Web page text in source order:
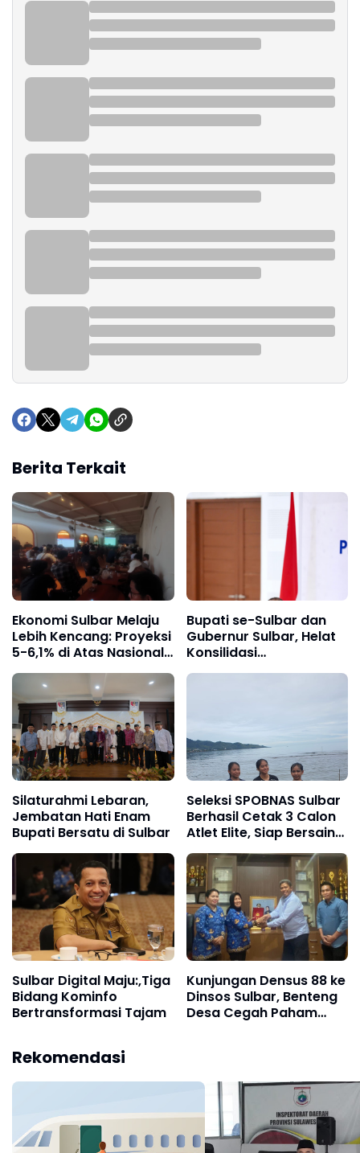
Berita Terkait
Ekonomi Sulbar Melaju
Lebih Kencang: Proyeksi
5-6,1% di Atas Nasional
Bupati se-Sulbar dan
Gubernur Sulbar, Helat
Konsilidasi
Silaturahmi Lebaran,
Jembatan Hati Enam
Bupati Bersatu di Sulbar
Seleksi SPOBNAS Sulbar
Berhasil Cetak 3 Calon
Atlet Elite, Siap Bersaing
Nasional
Sulbar Digital Maju:,Tiga
Bidang Kominfo
Bertransformasi Tajam
Kunjungan Densus 88 ke
Dinsos Sulbar, Benteng
Desa Cegah Paham
Rekomendasi